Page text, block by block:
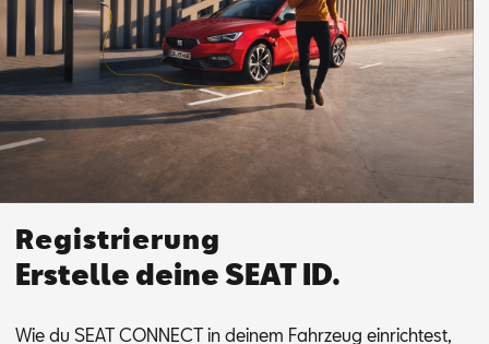
Registrierung
Erstelle deine SEAT ID.
Wie du SEAT CON­NEC­T in dei­nem Fahr­zeug ein­rich­test,